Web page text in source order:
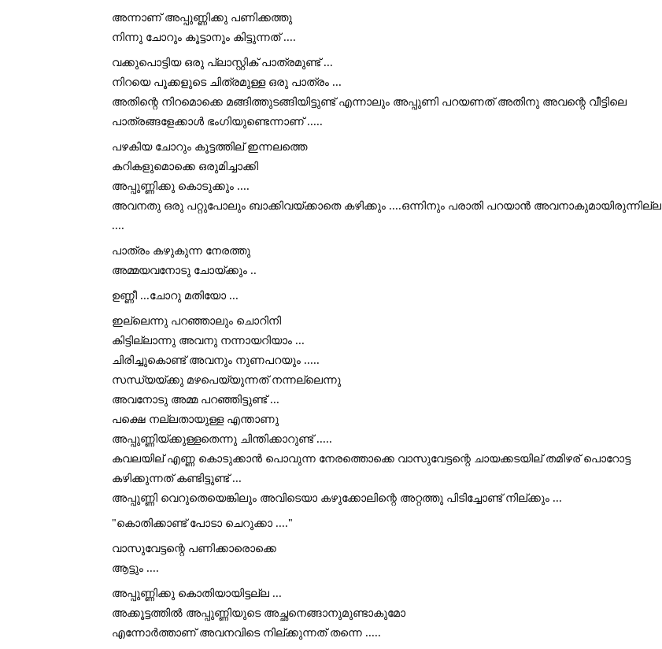
അന്നാണ് അപ്പുണ്ണിക്കു പണിക്കത്തു
നിന്നു ചോറും കൂട്ടാനും കിട്ടുന്നത് ....
വക്കുപൊട്ടിയ ഒരു പ്ലാസ്റ്റിക് പാത്രമുണ്ട് ...
നിറയെ പൂക്കളുടെ ചിത്രമുള്ള ഒരു പാത്രം ...
അതിന്റെ നിറമൊക്കെ മങ്ങിത്തുടങ്ങിയിട്ടുണ്ട് എന്നാലും അപ്പുണി പറയണത് അതിനു അവന്റെ വീട്ടിലെ
പാത്രങ്ങളേക്കാൾ ഭംഗിയുണ്ടെന്നാണ് .....
പഴകിയ ചോറും കൂട്ടത്തില് ഇന്നലത്തെ
കറികളുമൊക്കെ ഒരുമിച്ചാക്കി
അപ്പുണ്ണിക്കു കൊടുക്കും ....
അവനതു ഒരു പറ്റുപോലും ബാക്കിവയ്ക്കാതെ കഴിക്കും ....ഒന്നിനും പരാതി പറയാൻ അവനാകുമായിരുന്നില്ല
....
പാത്രം കഴുകുന്ന നേരത്തു
അമ്മയവനോടു ചോയ്ക്കും ..
ഉണ്ണീ ...ചോറു മതിയോ ...
ഇല്ലെന്നു പറഞ്ഞാലും ചൊറിനി
കിട്ടില്ലാന്നു അവനു നന്നായറിയാം ...
ചിരിച്ചുകൊണ്ട് അവനും നുണപറയും .....
സന്ധ്യയ്ക്കു മഴപെയ്യുന്നത് നന്നല്ലെന്നു
അവനോടു അമ്മ പറഞ്ഞിട്ടുണ്ട് ...
പക്ഷെ നല്ലതായുള്ള എന്താണു
അപ്പുണ്ണിയ്ക്കുള്ളതെന്നു ചിന്തിക്കാറുണ്ട് .....
കവലയില് എണ്ണ കൊടുക്കാൻ പൊവുന്ന നേരത്തൊക്കെ വാസുവേട്ടന്റെ ചായക്കടയില് തമിഴര് പൊറോട്ട
കഴിക്കുന്നത് കണ്ടിട്ടുണ്ട് ...
അപ്പുണ്ണി വെറുതെയെങ്കിലും അവിടെയാ കഴുക്കോലിന്റെ അറ്റത്തു പിടിച്ചോണ്ട് നില്ക്കും ...
"കൊതിക്കാണ്ട് പോടാ ചെറുക്കാ ...."
വാസുവേട്ടന്റെ പണിക്കാരൊക്കെ
ആട്ടും ....
അപ്പുണ്ണിക്കു കൊതിയായിട്ടല്ല ...
അക്കൂട്ടത്തിൽ അപ്പുണ്ണിയുടെ അച്ഛനെങ്ങാനുമുണ്ടാകുമോ
എന്നോർത്താണ്‌ അവനവിടെ നില്ക്കുന്നത് തന്നെ .....